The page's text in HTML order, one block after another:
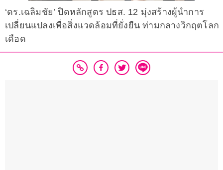
‘ดร.เฉลิมชัย’ ปิดหลักสูตร ปธส. 12 มุ่งสร้างผู้นำการ
เปลี่ยนแปลงเพื่อสิ่งแวดล้อมที่ยั่งยืน ท่ามกลางวิกฤตโลก
เดือด